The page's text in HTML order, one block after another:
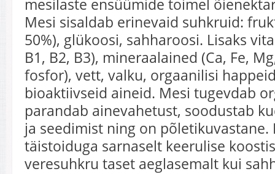
mesilaste ensüümide toimel
Mesi sisaldab erinevaid suhkruid:
50%), glükoosi, sahharoosi. Lisaks
B1, B2, B3), mineraalained (Ca, Fe,
fosfor), vett, valku, orgaanilisi
bioaktiivseid aineid. Mesi tugevdab
parandab ainevahetust, soodustab
ja seedimist ning on põletikuvastane.
täistoiduga sarnaselt keerulise
veresuhkru taset aeglasemalt kui